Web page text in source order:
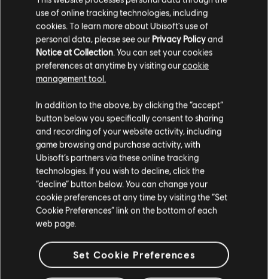
Juni 2026
THE DIVISION 2: IN DIE
DUNKELHEIT SEASON-LAUNCH
TWITCH DROPS
Schalte zwischen dem 16. und 23. Juni ein, um exklusive
Belohnungen zu erhalten, während du deinen Lieblings-
Streamern auf Twitch bei The Division 2 zuschaust.
use of online tracking technologies, including
cookies. To learn more about Ubisoft's use of
personal data, please see our Privacy Policyand
Notice at Collection . You can set your cookies
preferences at anytime by visiting ourcookie
management tool.
In addition to the above, by clicking the “accept”
button below you specifically consent to sharing
and recording of your website activity, including
game browsing and purchase activity, with
Ubisoft’s partners via these online tracking
technologies. If you wish to decline, click the
“decline” button below. You can change your
cookie preferences at any time by visiting the “Set
Cookie Preferences” link on the bottom of each
web page.
Set Cookie Preferences